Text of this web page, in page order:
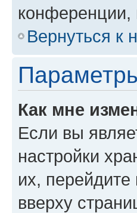
конференции,
Вернуться к
Как мне
Если вы
настройки
их,
вверху